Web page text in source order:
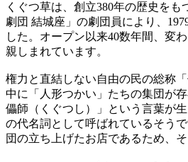
くぐつ草は、創立380年の歴史を
劇団 結城座」の劇団員により、
した。オープン以来40数年間、変
親しまれています。
権力と直結しない自由の民の総称
中に「人形つかい」たちの集団が
儡師（くぐつし）」という言葉が
の代名詞として呼ばれているそう
団の立ち上げたお店であるため、